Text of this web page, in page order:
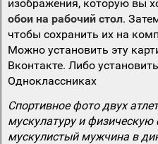
изображения, которую вы
обои на рабочий стол.
чтобы сохранить их на
Можно установить эту
Вконтакте. Либо
Одноклассниках
Спортивное фото двух
мускулатуру и
мускулистый мужчина в